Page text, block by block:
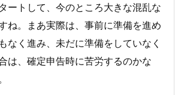
ートして、今のところ大きな混乱な
ね。まあ実際は、事前に準備を進め
なく進み、未だに準備をしていなく
は、確定申告時に苦労するのかな